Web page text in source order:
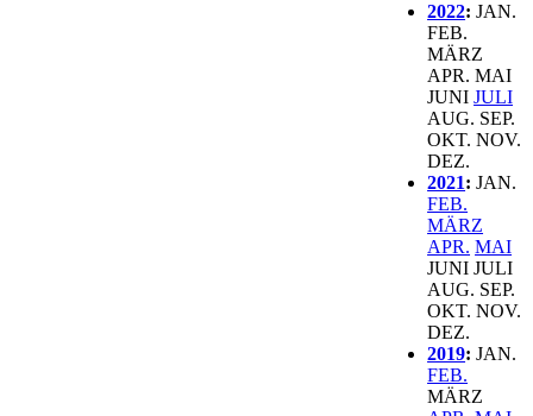
2022:JAN.
FEB.
MÄRZ
APR. MAI
JUNI JULI
AUG. SEP.
OKT. NOV.
DEZ.
2021:JAN.
FEB.
MÄRZ
APR. MAI
JUNI JULI
AUG. SEP.
OKT. NOV.
DEZ.
2019:JAN.
FEB.
MÄRZ